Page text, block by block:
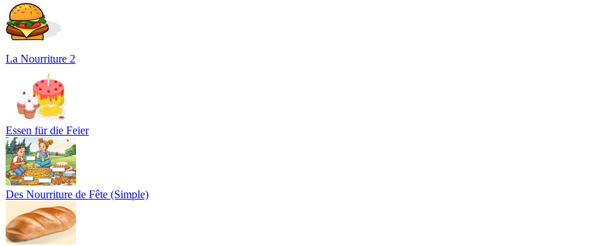
La Nourriture 2
Essen für die Feier
Des Nourriture de Fête (Simple)